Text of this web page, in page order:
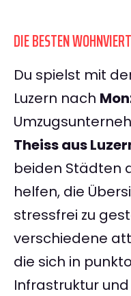
DIE BESTEN
Du spielst mit
Luzern nach
Theiss aus
beiden Städten
helfen, die
stressfrei zu
verschiedene
die sich in
Infrastruktur